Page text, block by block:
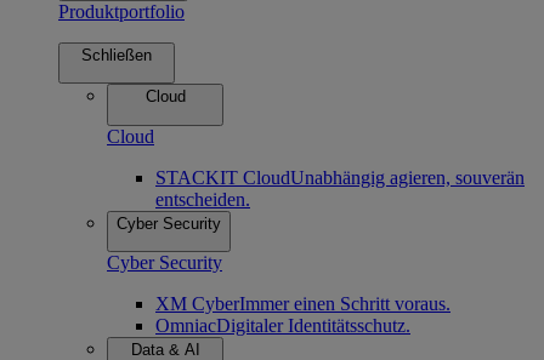
Produktportfolio
Schließen
Cloud
Cloud
STACKIT CloudUnabhängig agieren, souverän
entscheiden.
Cyber Security
Cyber Security
XM CyberImmer einen Schritt voraus.
OmniacDigitaler Identitätsschutz.
Data & AI